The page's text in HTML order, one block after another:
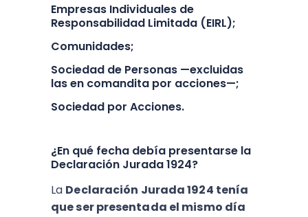
Empresas Individuales de
Responsabilidad Limitada (EIRL);
Comunidades;
Sociedad de Personas —excluidas
las en comandita por acciones—;
Sociedad por Acciones.
¿En qué fecha debía presentarse la
Declaración Jurada 1924?
La Declaración Jurada 1924 tenía
que ser presentada el mismo día